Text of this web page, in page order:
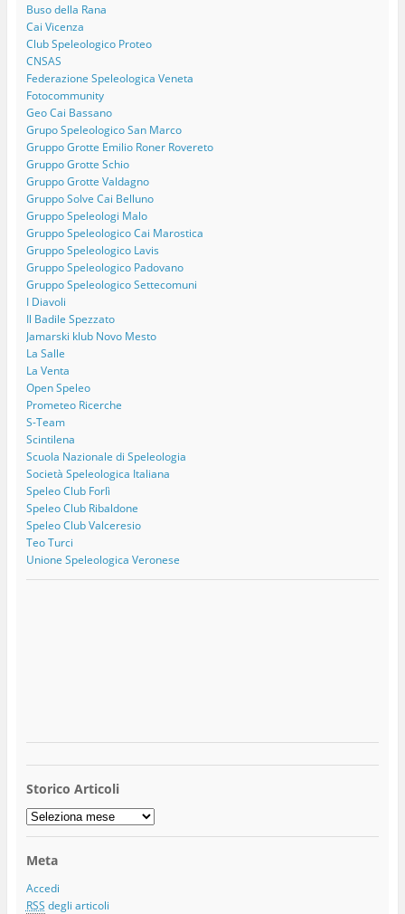
Buso della Rana
Cai Vicenza
Club Speleologico Proteo
CNSAS
Federazione Speleologica Veneta
Fotocommunity
Geo Cai Bassano
Grupo Speleologico San Marco
Gruppo Grotte Emilio Roner Rovereto
Gruppo Grotte Schio
Gruppo Grotte Valdagno
Gruppo Solve Cai Belluno
Gruppo Speleologi Malo
Gruppo Speleologico Cai Marostica
Gruppo Speleologico Lavis
Gruppo Speleologico Padovano
Gruppo Speleologico Settecomuni
I Diavoli
Il Badile Spezzato
Jamarski klub Novo Mesto
La Salle
La Venta
Open Speleo
Prometeo Ricerche
S-Team
Scintilena
Scuola Nazionale di Speleologia
Società Speleologica Italiana
Speleo Club Forlì
Speleo Club Ribaldone
Speleo Club Valceresio
Teo Turci
Unione Speleologica Veronese
Storico Articoli
Storico
Articoli
Meta
Accedi
RSS degli articoli